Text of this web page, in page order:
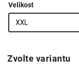
Velikost
Zvolte variantu